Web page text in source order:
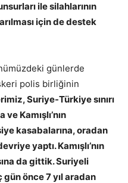
ile silahlarının
için de destek
günlerde
polis birliğinin
Suriye-Türkiye sınırı
Kamışlı’nın
kasabalarına, oradan
yaptı. Kamışlı’nın
da gittik. Suriyeli
önce 7 yıl aradan